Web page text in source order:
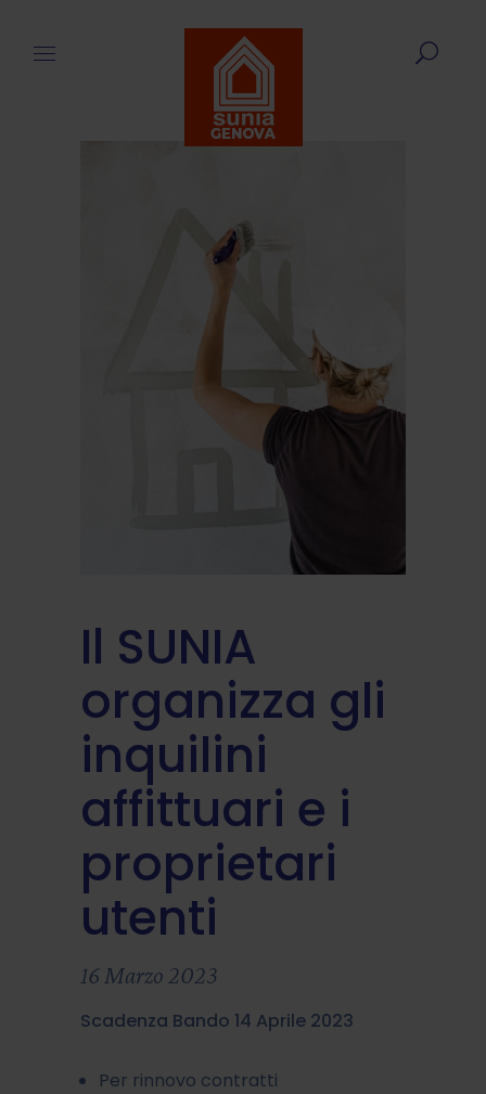
Il SUNIA
organizza gli
inquilini
affittuari e i
proprietari
utenti
16 Marzo 2023
Scadenza Bando 14 Aprile 2023
Per rinnovo contratti